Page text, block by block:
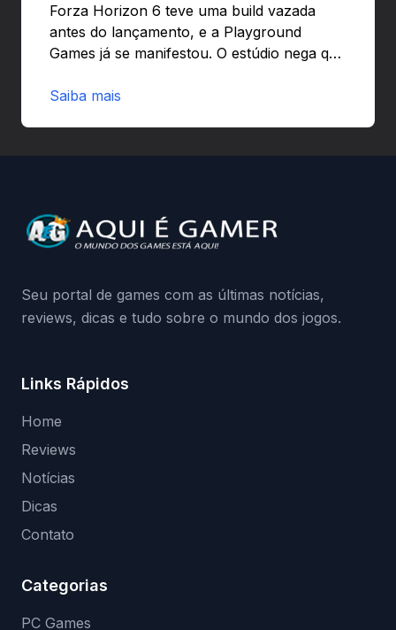
Forza Horizon 6 teve uma build vazada
antes do lançamento, e a Playground
Games já se manifestou. O estúdio nega que
preload e avisa que quem usar versões não
da Playground: negação do preload,
medidas contra acessos não autorizados
Saiba mais
Seu portal de games com as últimas notícias,
reviews, dicas e tudo sobre o mundo dos jogos.
Links Rápidos
Home
Reviews
Notícias
Dicas
Contato
Categorias
PC Games